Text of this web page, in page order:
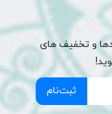
و تخفیف های
ثبت‌نام